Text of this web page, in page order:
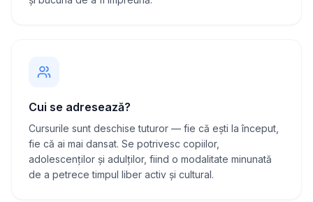
Cui se adresează?
Cursurile sunt deschise tuturor — fie că ești la început,
fie că ai mai dansat. Se potrivesc copiilor,
adolescenților și adulților, fiind o modalitate minunată
de a petrece timpul liber activ și cultural.